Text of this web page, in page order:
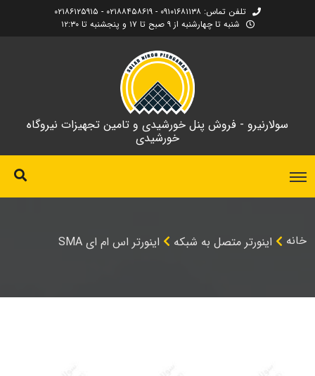
تلفن تماس: ۰۹۱۰۱۶۸۱۱۳۸ - ۰۲۱۸۸۴۵۸۶۱۹ - ۰۲۱۸۶۱۲۵۹۱۵
شنبه تا چهارشنبه از ۹ صبح تا ۱۷ و پنجشنبه تا ۱۲:۳۰
سولارنیرو - فروش پنل خورشیدی و تامین تجهیزات نیروگاه
خورشیدی
خانه اینورتر متصل به شبکه اینورتر اس ام ای SMA